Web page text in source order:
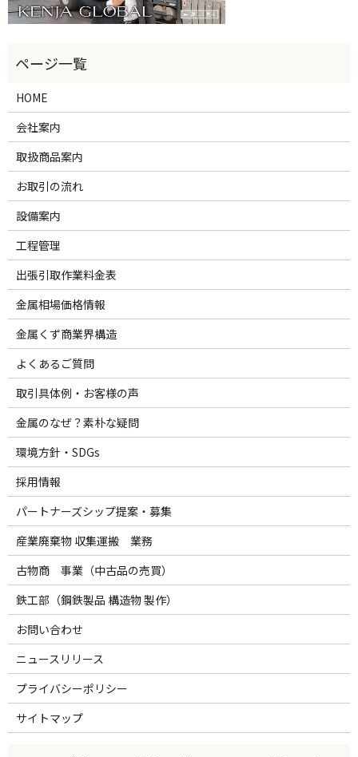
HOME
会社案内
取扱商品案内
お取引の流れ
設備案内
工程管理
出張引取作業料金表
金属相場価格情報
金属くず商業界構造
よくあるご質問
取引具体例・お客様の声
金属のなぜ？素朴な疑問
環境方針・SDGs
採用情報
パートナーズシップ提案・募集
産業廃棄物 収集運搬 業務
古物商 事業（中古品の売買）
鉄工部（鋼鉄製品 構造物 製作）
お問い合わせ
ニュースリリース
プライバシーポリシー
サイトマップ